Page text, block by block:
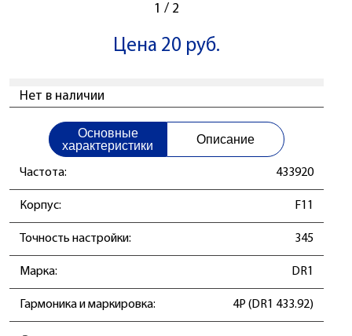
1 / 2
Цена 20 руб.
Нет в наличии
Основные
характеристики
Описание
Частота: 433920
Корпус: F11
Точность настройки: 345
Маркa: DR1
Гармоника и маркировка: 4P (DR1 433.92)